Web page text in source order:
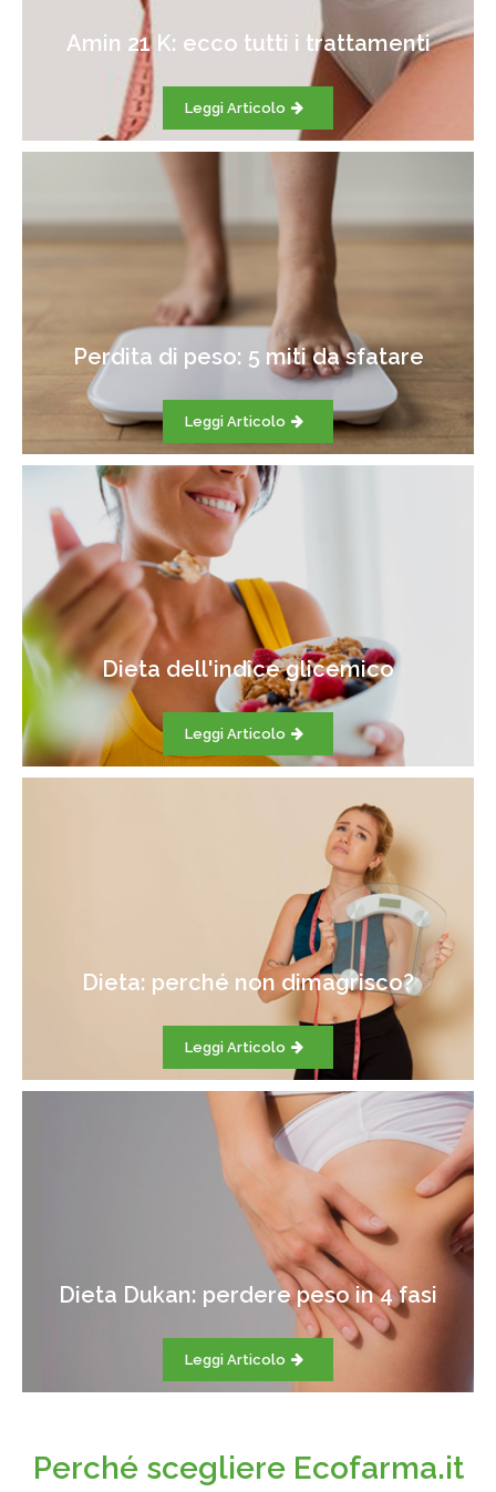
Amin 21 K: ecco tutti i trattamenti
Leggi Articolo
Perdita di peso: 5 miti da sfatare
Leggi Articolo
Dieta dell'indice glicemico
Leggi Articolo
Dieta: perché non dimagrisco?
Leggi Articolo
Dieta Dukan: perdere peso in 4 fasi
Leggi Articolo
Perché scegliere Ecofarma.it